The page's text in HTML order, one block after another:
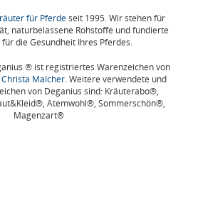
für Pferdeseit 1995. Wir stehen für
naturbelassene Rohstoffe und fundierte
die Gesundheit Ihres Pferdes.
® ist registriertes Warenzeichen von
Christa Malcher. Weitere verwendete und
von Deganius sind: Kräuterabo®,
Atemwohl®, Sommerschön®,
Magenzart®